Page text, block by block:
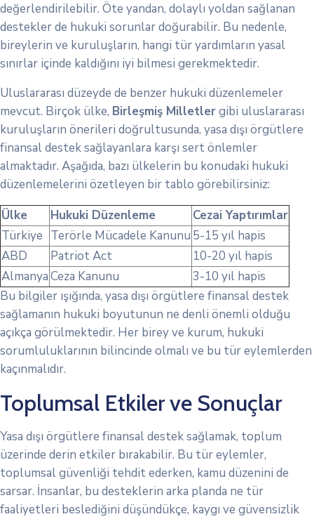
değerlendirilebilir. Öte yandan, dolaylı yoldan sağlanan
destekler de hukuki sorunlar doğurabilir. Bu nedenle,
bireylerin ve kuruluşların, hangi tür yardımların yasal
sınırlar içinde kaldığını iyi bilmesi gerekmektedir.
Uluslararası düzeyde de benzer hukuki düzenlemeler
mevcut. Birçok ülke, Birleşmiş Milletlergibi uluslararası
kuruluşların önerileri doğrultusunda, yasa dışı örgütlere
finansal destek sağlayanlara karşı sert önlemler
almaktadır. Aşağıda, bazı ülkelerin bu konudaki hukuki
düzenlemelerini özetleyen bir tablo görebilirsiniz:
Ülke
Hukuki Düzenleme
Cezai Yaptırımlar
Türkiye Terörle Mücadele Kanunu 5-15 yıl hapis
ABD
Patriot Act
10-20 yıl hapis
AlmanyaCeza Kanunu
3-10 yıl hapis
Bu bilgiler ışığında, yasa dışı örgütlere finansal destek
sağlamanın hukuki boyutunun ne denli önemli olduğu
açıkça görülmektedir. Her birey ve kurum, hukuki
sorumluluklarının bilincinde olmalı ve bu tür eylemlerden
kaçınmalıdır.
Toplumsal Etkiler ve Sonuçlar
Yasa dışı örgütlere finansal destek sağlamak, toplum
üzerinde derin etkiler bırakabilir. Bu tür eylemler,
toplumsal güvenliği tehdit ederken, kamu düzenini de
sarsar. İnsanlar, bu desteklerin arka planda ne tür
faaliyetleri beslediğini düşündükçe, kaygı ve güvensizlik